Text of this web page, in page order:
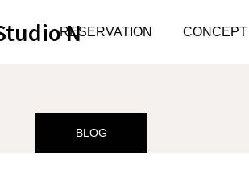
N
RESERVATION CONCEPT
サンプルページ BLOG 体験レッ
BLOG